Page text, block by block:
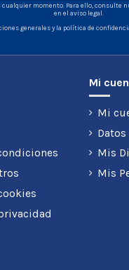
cualquier momento. Para ello, consulte
en el aviso legal.
generales y la política de
Mi
Mi
Datos
Mis
Mis